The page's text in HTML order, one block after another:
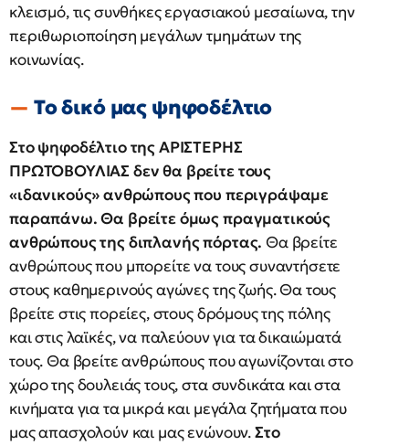
κλεισμό, τις συνθήκες εργασιακού μεσαίωνα, την
περιθωριοποίηση μεγάλων τμημάτων της
κοινωνίας.
Το δικό μας ψηφοδέλτιο
Στο ψηφοδέλτιο της ΑΡΙΣΤΕΡΗΣ
ΠΡΩΤΟΒΟΥΛΙΑΣ δεν θα βρείτε τους
«ιδανικούς» ανθρώπους που περιγράψαμε
παραπάνω. Θα βρείτε όμως πραγματικούς
ανθρώπους της διπλανής πόρτας. Θα βρείτε
ανθρώπους που μπορείτε να τους συναντήσετε
στους καθημερινούς αγώνες της ζωής. Θα τους
βρείτε στις πορείες, στους δρόμους της πόλης
και στις λαϊκές, να παλεύουν για τα δικαιώματά
τους. Θα βρείτε ανθρώπους που αγωνίζονται στο
χώρο της δουλειάς τους, στα συνδικάτα και στα
κινήματα για τα μικρά και μεγάλα ζητήματα που
μας απασχολούν και μας ενώνουν.Στο